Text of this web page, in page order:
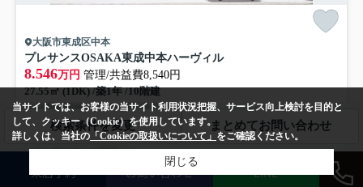
大阪市東成区中本
プレサンスOSAKA東成中本ハーヴィル
8.546万円 管理/共益費8,540円
27.55㎡ (1DK) /築1年 /10階建
大阪環状線「玉造」駅 徒歩14分
駐輪場 オートロック エレベーター CATV
宅配ボックス
インターネット対応
検索条件を変更 まとめてお問い合わせ
来店予約 お問い合わせ LINE
当サイトでは、お客様の当サイト利用状況把握、サービス向上検討を目的と
して、クッキー（Cookie）を使用しています。
詳しくは、当社の 「Cookieの取扱いについて」 をご確認ください。
閉じる